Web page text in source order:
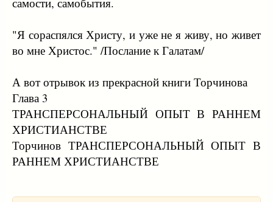
"Я сораспялся Христу, и уже не я живу, но живет
во мне Христос." /Послание к Галатам/
А вот отрывок из прекрасной книги Торчинова
Глава 3
ТРАНСПЕРСОНАЛЬНЫЙ ОПЫТ В РАННЕМ
ХРИСТИАНСТВЕ
Торчинов ТРАНСПЕРСОНАЛЬНЫЙ ОПЫТ В
РАННЕМ ХРИСТИАНСТВЕ